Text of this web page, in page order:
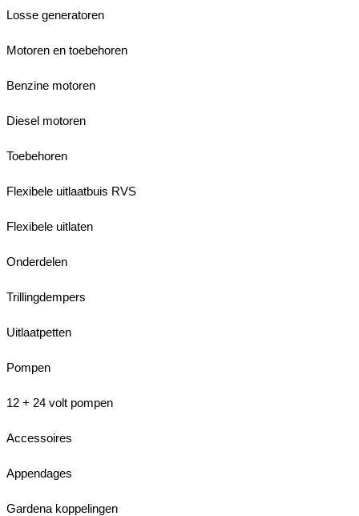
Losse generatoren
Motoren en toebehoren
Benzine motoren
Diesel motoren
Toebehoren
Flexibele uitlaatbuis RVS
Flexibele uitlaten
Onderdelen
Trillingdempers
Uitlaatpetten
Pompen
12 + 24 volt pompen
Accessoires
Appendages
Gardena koppelingen